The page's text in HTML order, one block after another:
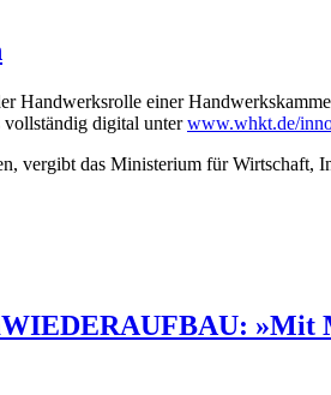
Handwerksrolle einer
vollständig digital unterwww.whkt.de/
vergibt das Ministerium für Wirtschaft,